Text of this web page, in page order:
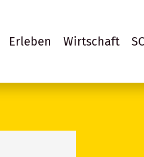
Erleben Wirtschaft